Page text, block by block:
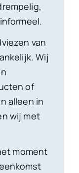
van
Wij
of
alleen in
wij met
moment